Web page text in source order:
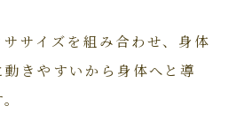
サイズを組み合わせ、身体
きやすいから身体へと導